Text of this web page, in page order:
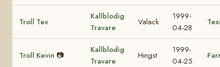
Troll Tex
Kallblodig
Travare
Valack
1999-
04-28
Troll Kevin 📷
Kallblodig
Travare
Hingst
1999-
04-25